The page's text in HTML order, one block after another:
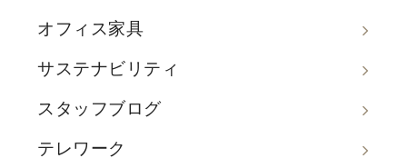
オフィス家具
サステナビリティ
スタッフブログ
テレワーク